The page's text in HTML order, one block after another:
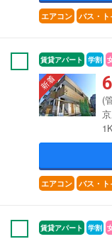
エアコン バス・ト
賃貸アパート 学割
(
エアコン バス・ト
賃貸アパート 学割